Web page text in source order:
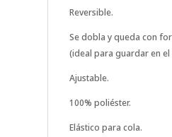
Reversible.
Se dobla y queda con
(ideal para guardar en
Ajustable.
100% poliéster.
Elástico para cola.